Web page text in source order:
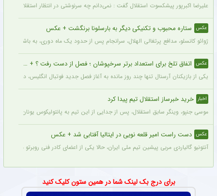
علیرضا اکبرپور پیشکسوت استقلال گفت : نمی‌دانم چه سرنوشتی در انتظار استقلال
عکس ستاره محبوب و تکنیکی دیگر به بارسلونا برنگشت + عکس
ژوائو کانسلو، مدافع پرتغالی الهلال، سرانجام پس از حدود یک ماه دوری، به باشگاه
عکس اتفاق تلخ برای استعداد برتر سرخپوشان ؛ فصل از دست رفت ؟ + عکس
یکی از بازیکنان آرسنال تنها چند روز مانده به آغاز فصل جدید فوتبال انگلیس، دچار
اخبار خرید خبرساز استقلال تیم پیدا کرد
موسی جنپو، وینگر سابق استقلال، پس از جدایی از این تیم به پانتولیکوس یونان
عکس دست راست امیر قلعه نویی در ایتالیا آفتابی شد + عکس
آنتونیو گالیاردی مربی پیشین تیم ملی ایران، حالا یکی از اعضای کادر فنی روبرتو مانچینی
برای درج بک لینک شما در همین ستون کلیک کنید